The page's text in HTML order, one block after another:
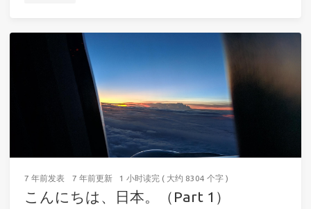
7 年前发表 7 年前更新 1 小时读完 ( 大约 8304 个字 )
こんにちは、日本。（Part 1）